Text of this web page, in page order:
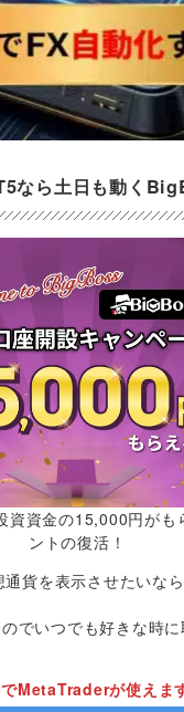
なら土日も動く
資資金の15,000円がも
ントの復活！
貨を表示させたいな
でいつでも好きな時に
MetaTraderが使えま